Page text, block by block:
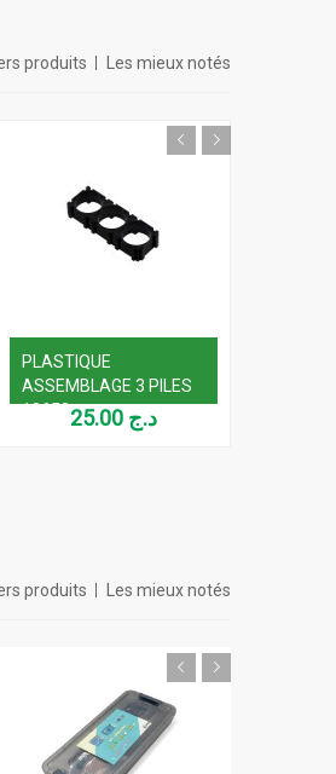
produits Les mieux notés
PLASTIQUE
ASSEMBLAGE 3 PILES
18650
د.ج
produits Les mieux notés